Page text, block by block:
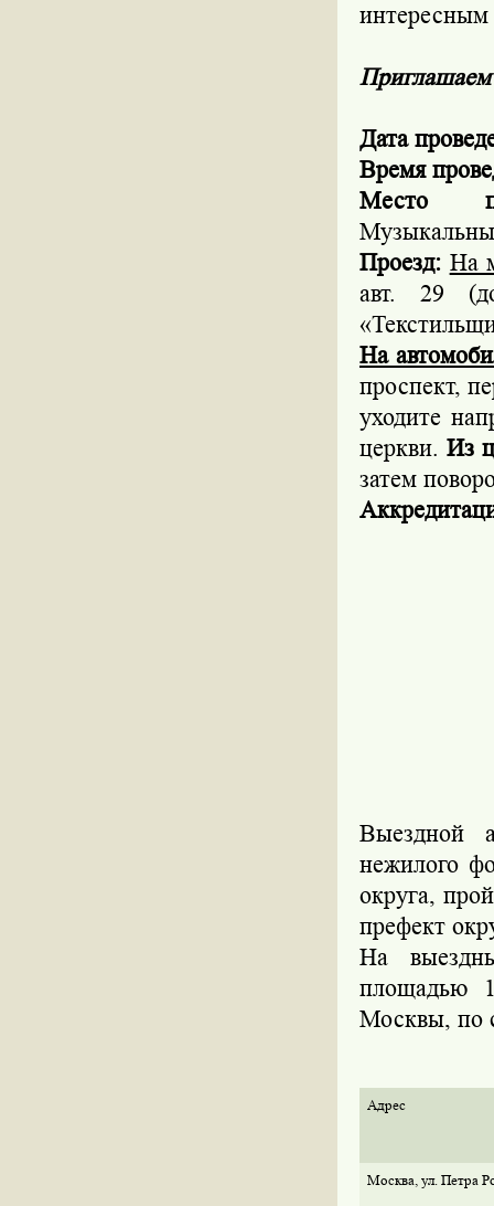
Приглашаем
Дата
Время
Место
Проезд: На
авт. 29
На
проспект,
уходите
церкви.Из
затем
Выездной
нежилого
округа,
префект
На
площадью
Москвы, по
Адрес
Москва, ул. Петра